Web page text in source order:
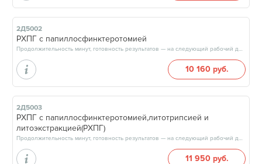
2Д5002
РХПГ с папиллосфинктеротомией
Продолжительность минут, готовность результатов — на следующий рабочий день
10 160 руб.
2Д5003
РХПГ с папиллосфинктеротомией,литотрипсией и
литоэкстракцией(РХПГ)
Продолжительность минут, готовность результатов — на следующий рабочий день
11 950 руб.